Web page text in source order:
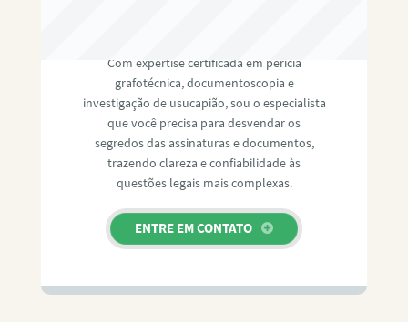
Com expertise certificada em perícia
grafotécnica, documentoscopia e
investigação de usucapião, sou o especialista
que você precisa para desvendar os
segredos das assinaturas e documentos,
trazendo clareza e confiabilidade às
questões legais mais complexas.
ENTRE EM CONTATO